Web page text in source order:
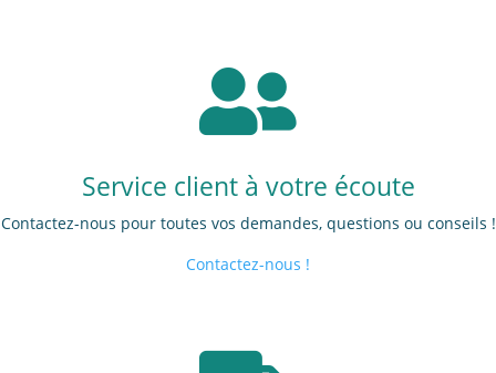

Service client à votre écoute
Contactez-nous pour toutes vos demandes, questions ou conseils !
Contactez-nous !